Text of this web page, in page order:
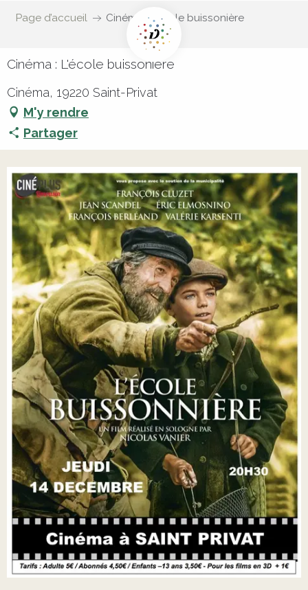
Page d’accueil Cinéma : L'école buissonière
Cinéma : L'école buissonière
Cinéma, 19220 Saint-Privat
M'y rendre
Partager